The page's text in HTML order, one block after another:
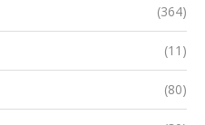
(364)
(11)
(80)